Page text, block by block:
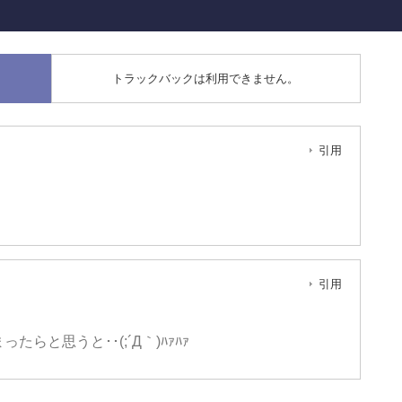
トラックバックは利用できません。
引用
引用
たらと思うと･･(;´Д｀)ﾊｧﾊｧ